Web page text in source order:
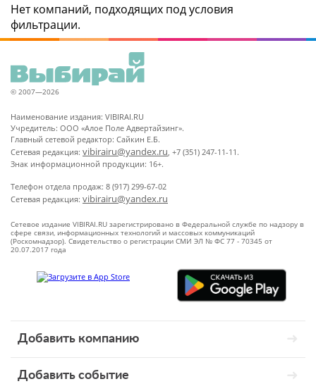
Нет компаний, подходящих под условия
фильтрации.
© 2007—2026
Наименование издания: VIBIRAI.RU
Учредитель: ООО «Алое Поле Адвертайзинг».
Главный сетевой редактор: Сайкин Е.Б.
Сетевая редакция: vibirairu@yandex.ru, +7 (351) 247-11-11.
Знак информационной продукции: 16+.
Телефон отдела продаж: 8 (917) 299-67-02
Сетевая редакция: vibirairu@yandex.ru
Сетевое издание VIBIRAI.RU зарегистрировано в Федеральной службе по надзору в
сфере связи, информационных технологий и массовых коммуникаций
(Роскомнадзор). Свидетельство о регистрации СМИ ЭЛ № ФС 77 - 70345 от
20.07.2017 года
Добавить компанию
Добавить событие